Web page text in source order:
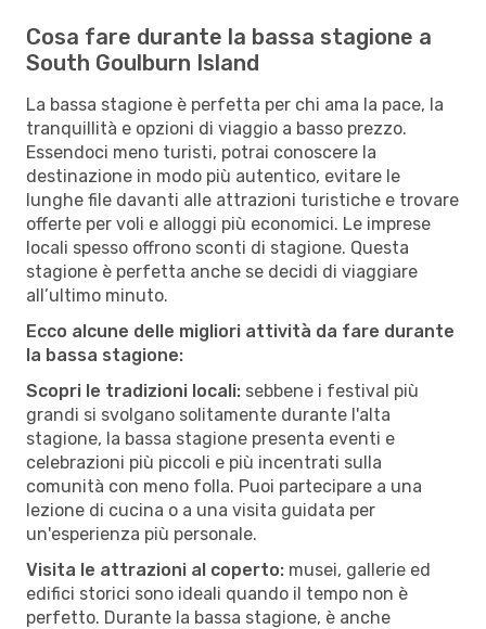
Cosa fare durante la bassa stagione a
South Goulburn Island
La bassa stagione è perfetta per chi ama la pace, la
tranquillità e opzioni di viaggio a basso prezzo.
Essendoci meno turisti, potrai conoscere la
destinazione in modo più autentico, evitare le
lunghe file davanti alle attrazioni turistiche e trovare
offerte per voli e alloggi più economici. Le imprese
locali spesso offrono sconti di stagione. Questa
stagione è perfetta anche se decidi di viaggiare
all’ultimo minuto.
Ecco alcune delle migliori attività da fare durante
la bassa stagione:
Scopri le tradizioni locali: sebbene i festival più
grandi si svolgano solitamente durante l'alta
stagione, la bassa stagione presenta eventi e
celebrazioni più piccoli e più incentrati sulla
comunità con meno folla. Puoi partecipare a una
lezione di cucina o a una visita guidata per
un'esperienza più personale.
Visita le attrazioni al coperto: musei, gallerie ed
edifici storici sono ideali quando il tempo non è
perfetto. Durante la bassa stagione, è anche